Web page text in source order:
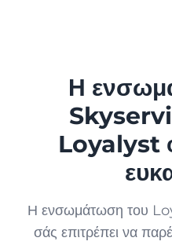
Sky Market
Ηλεκτρονικό κατάστημα για την
ПриватБанк
Термінал від
Απόκτηση μέσω smartphone
Μπουτίκ
Κατάστημα
Η
Loyalyst
Η ενσωμάτωση του
σάς επιτρέπει να